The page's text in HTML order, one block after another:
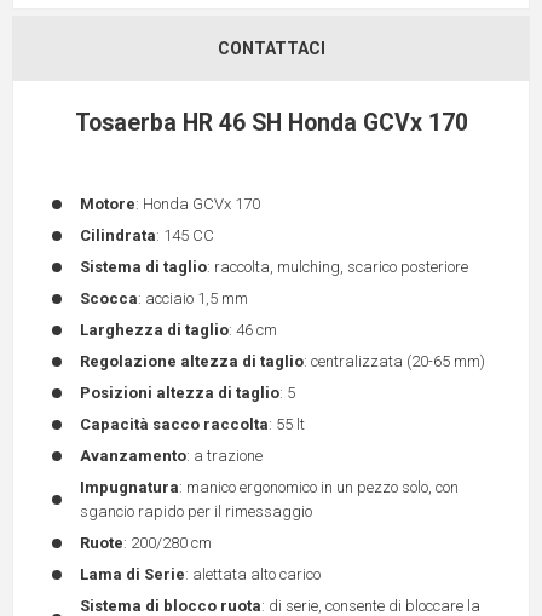
CONTATTACI
Tosaerba HR 46 SH Honda GCVx 170
Motore: Honda GCVx 170
Cilindrata: 145 CC
Sistema di taglio: raccolta, mulching, scarico posteriore
Scocca: acciaio 1,5 mm
Larghezza di taglio: 46 cm
Regolazione altezza di taglio: centralizzata (20-65 mm)
Posizioni altezza di taglio: 5
Capacità sacco raccolta: 55 lt
Avanzamento: a trazione
Impugnatura: manico ergonomico in un pezzo solo, con
sgancio rapido per il rimessaggio
Ruote: 200/280 cm
Lama di Serie: alettata alto carico
Sistema di blocco ruota: di serie, consente di bloccare la